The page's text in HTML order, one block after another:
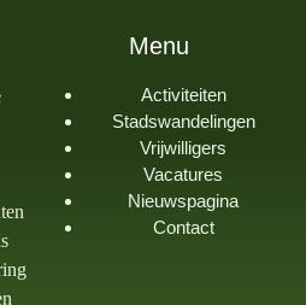
Menu
Activiteiten
Stadswandelingen
Vrijwilligers
Vacatures
Nieuwspagina
Contact